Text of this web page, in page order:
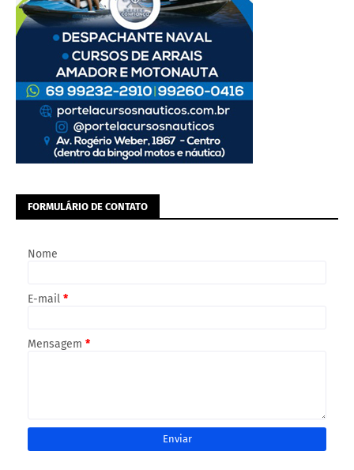
FORMULÁRIO DE CONTATO
Nome
E-mail *
Mensagem *